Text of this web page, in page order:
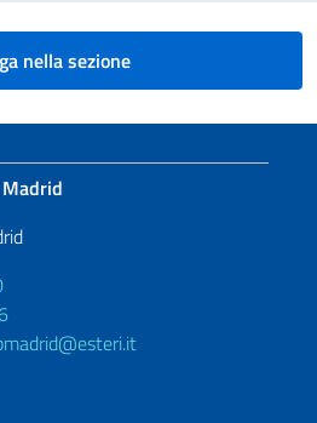
nella sezione